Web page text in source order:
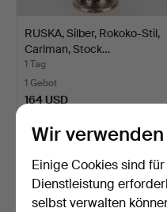
RUSKA, Silber, Rokoko-Stil,
Carlman, Stock…
1 Tag
1 Gebot
164 USD
Wir
Einige Cookies sind
Dienstleistung
selbst verwalten